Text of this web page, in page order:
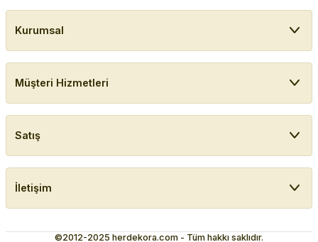
Kurumsal
Müşteri Hizmetleri
Satış
İletişim
©2012-2025 herdekora.com - Tüm hakkı saklıdır.